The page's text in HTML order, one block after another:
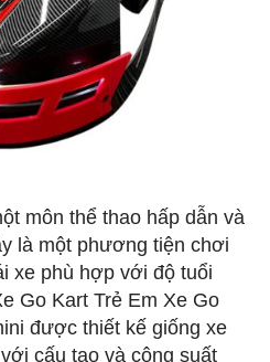
môn thể thao hấp dẫn và
là một phương tiện chơi
xe phù hợp với độ tuổi
Go Kart Trẻ Em Xe Go
được thiết kế giống xe
cấu tạo và công suất